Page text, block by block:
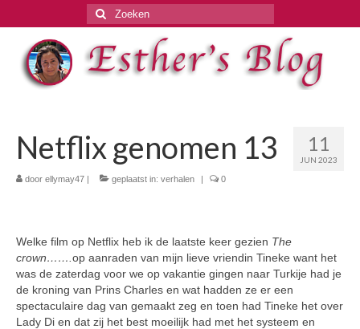
Zoeken
naar:
11
JUN 2023
Netflix genomen 13
door ellymay47 | geplaatst in: verhalen | 0
Welke film op Netflix heb ik de laatste keer gezien The
crown……. op aanraden van mijn lieve vriendin Tineke want het
was de zaterdag voor we op vakantie gingen naar Turkije had je
de kroning van Prins Charles en wat hadden ze er een
spectaculaire dag van gemaakt zeg en toen had Tineke het over
Lady Di en dat zij het best moeilijk had met het systeem en